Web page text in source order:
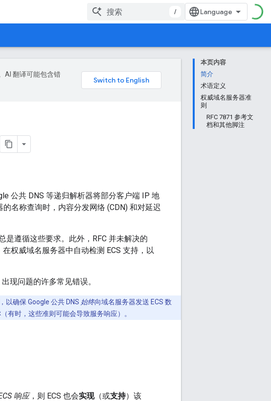
/
本页内容
简介
术语定义
权威域名服务器准
则
RFC 7871 参考文
档和其他脚注
AI 翻译可能包含错
公共 DNS 等递归解析器将部分客户端 IP 地
名称查询时，内容分发网络 (CDN) 和对延迟
是遵循这些要求。此外，RFC 并未解决的
权威域名服务器中自动检测 ECS 支持，以
现问题的许多常见错误。
，以确保 Google 公共 DNS 始终向域名服务器发送 ECS 数
有时，这些准则可能会导致服务响应）。
响应，则 ECS 也会实现（或支持）该